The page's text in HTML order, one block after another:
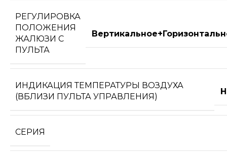
РЕГУЛИРОВКА
ПОЛОЖЕНИЯ
ЖАЛЮЗИ С
ПУЛЬТА
ИНДИКАЦИЯ ТЕМПЕРАТУРЫ ВОЗДУХА
(ВБЛИЗИ ПУЛЬТА УПРАВЛЕНИЯ)
СЕРИЯ